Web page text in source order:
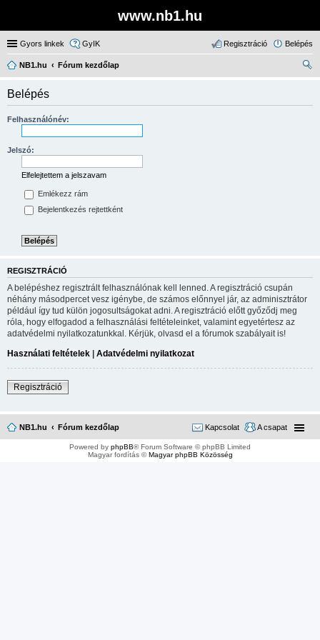
www.nb1.hu
Gyors linkek GyIK Belépés
Regisztráció
NB1.hu
Fórum kezdőlap
Belépés
Felhasználónév:
Jelszó:
Elfelejtettem a jelszavam
Emlékezz rám
Bejelentkezés rejtettként
REGISZTRÁCIÓ
A belépéshez regisztrált felhasználónak kell lenned. A regisztráció csupán
néhány másodpercet vesz igénybe, de számos előnnyel jár, az adminisztrátor
például így tud külön jogosultságokat adni. A regisztráció előtt győződj meg
róla, hogy elfogadod a felhasználási feltételeinket, valamint egyetértesz az
adatvédelmi nyilatkozatunkkal. Kérjük, olvasd el a fórumok szabályait is!
Használati feltételek | Adatvédelmi nyilatkozat
Regisztráció
NB1.hu Fórum kezdőlap A csapat
Kapcsolat
Powered by phpBB® Forum Software © phpBB Limited
Magyar fordítás ©Magyar phpBB Közösség